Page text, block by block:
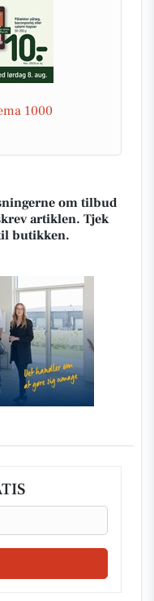
1000
om tilbud
artiklen. Tjek
butikken.